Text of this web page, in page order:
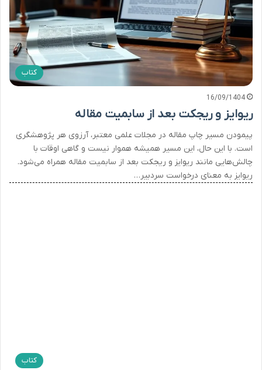
کتاب
16/09/1404
ریوایز و ریجکت بعد از سابمیت مقاله
پیمودن مسیر چاپ مقاله در مجلات علمی معتبر، آرزوی هر پژوهشگری
است. با این حال، این مسیر همیشه هموار نیست و گاهی اوقات با
چالش‌هایی مانند ریوایز و ریجکت بعد از سابمیت مقاله همراه می‌شود.
ریوایز به معنای درخواست سردبیر…
کتاب